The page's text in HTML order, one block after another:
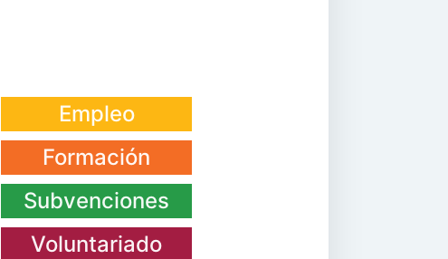
Empleo
Formación
Subvenciones
Voluntariado